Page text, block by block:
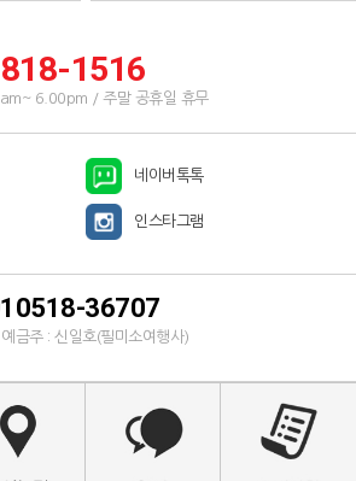
1516
6.00pm / 주말 공휴일 휴무
네이버톡톡
인스타그램
36707
금주 : 신일호(필미소여행사)